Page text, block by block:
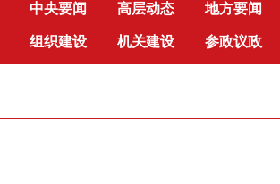
中央要闻 高层动态 地方要闻
组织建设 机关建设 参政议政